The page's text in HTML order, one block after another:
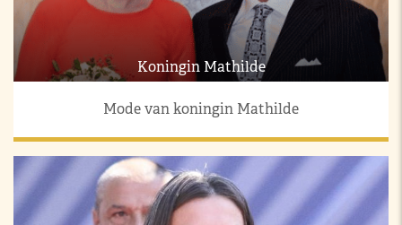
Koningin Mathilde
Mode van koningin Mathilde